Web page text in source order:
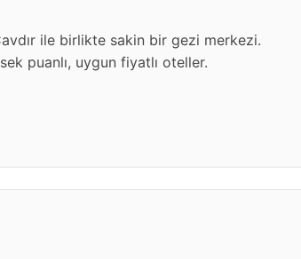
ile birlikte sakin bir gezi merkezi.
puanlı, uygun fiyatlı oteller.